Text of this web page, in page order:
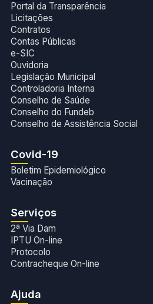
Portal da Transparência
Licitações
Contratos
Contas Públicas
e-SIC
Ouvidoria
Legislação Municipal
Controladoria Interna
Conselho de Saúde
Conselho do Fundeb
Conselho de Assistência Social
Covid-19
Boletim Epidemiológico
Vacinação
Serviços
2ª Via Dam
IPTU On-line
Protocolo
Contracheque On-line
Ajuda